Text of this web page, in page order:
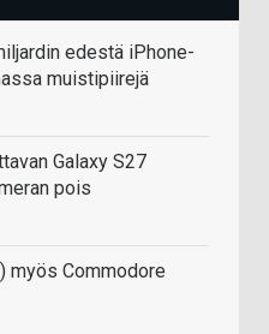
edestä iPhone-
muistipiirejä
Galaxy S27
pois
myös Commodore